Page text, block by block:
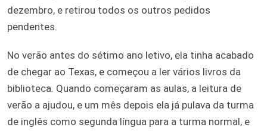
dezembro, e retirou todos os outros pedidos
pendentes.
No verão antes do sétimo ano letivo, ela tinha acabado
de chegar ao Texas, e começou a ler vários livros da
biblioteca. Quando começaram as aulas, a leitura de
verão a ajudou, e um mês depois ela já pulava da turma
de inglês como segunda língua para a turma normal, e